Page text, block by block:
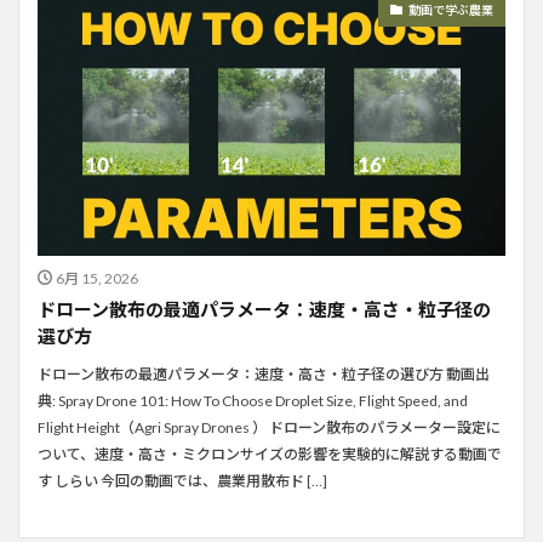
動画で学ぶ農業
6月 15, 2026
ドローン散布の最適パラメータ：速度・高さ・粒子径の
選び方
ドローン散布の最適パラメータ：速度・高さ・粒子径の選び方 動画出
典: Spray Drone 101: How To Choose Droplet Size, Flight Speed, and
Flight Height（Agri Spray Drones ） ドローン散布のパラメーター設定に
ついて、速度・高さ・ミクロンサイズの影響を実験的に解説する動画で
す しらい 今回の動画では、農業用散布ド […]